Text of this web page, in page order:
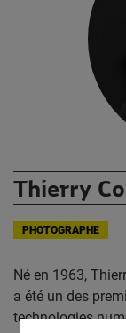
Thierry
PHOTOGRAPHE
Né en 1963,
a été un des
technologies